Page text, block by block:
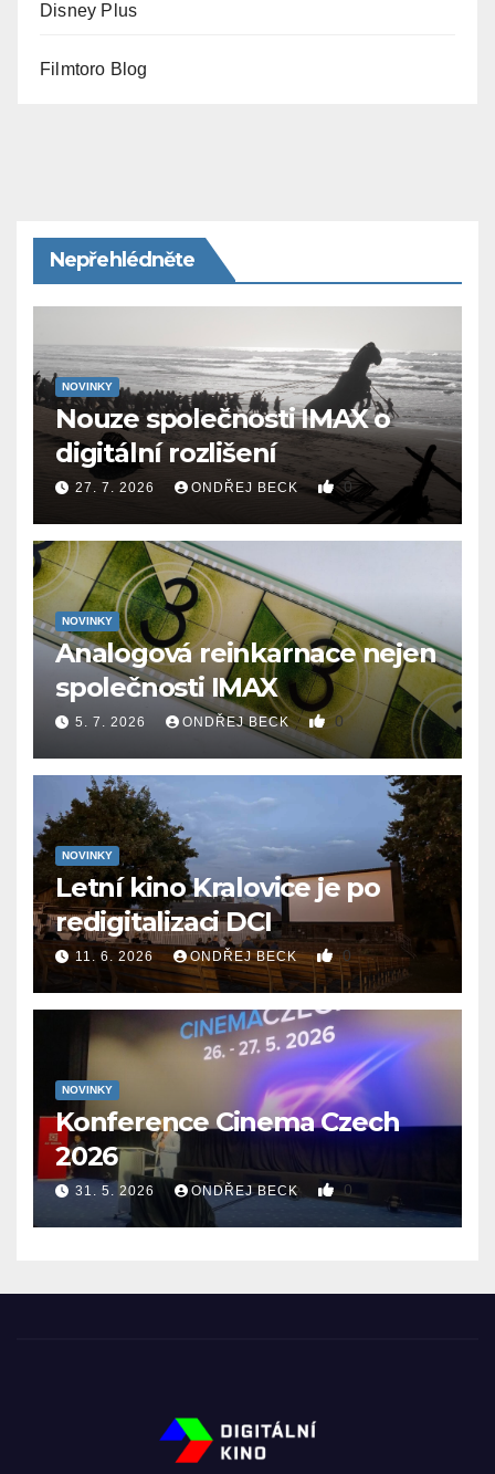
Disney Plus
Filmtoro Blog
Nepřehlédněte
NOVINKY
Nouze společnosti IMAX o
digitální rozlišení
27. 7. 2026 ONDŘEJ BECK 0
NOVINKY
Analogová reinkarnace nejen
společnosti IMAX
5. 7. 2026 ONDŘEJ BECK 0
NOVINKY
Letní kino Kralovice je po
redigitalizaci DCI
11. 6. 2026 ONDŘEJ BECK 0
NOVINKY
Konference Cinema Czech
2026
31. 5. 2026 ONDŘEJ BECK 0